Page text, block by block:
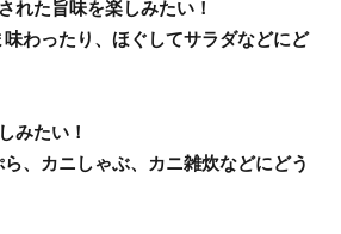
れた旨味を楽しみたい！
わったり、ほぐしてサラダなどにど
みたい！
、カニしゃぶ、カニ雑炊などにどう